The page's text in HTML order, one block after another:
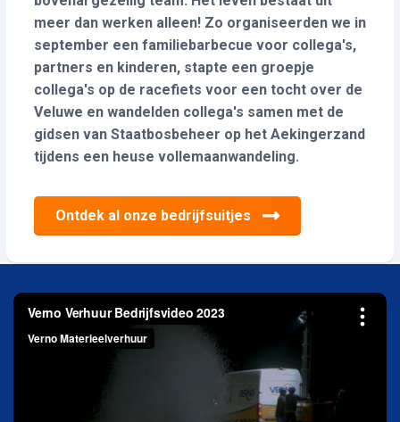
meer dan werken alleen! Zo organiseerden we in
september een familiebarbecue voor collega's,
partners en kinderen, stapte een groepje
collega's op de racefiets voor een tocht over de
Veluwe en wandelden collega's samen met de
gidsen van Staatbosbeheer op het Aekingerzand
tijdens een heuse vollemaanwandeling.
Ontdek al onze bedrijfsuitjes